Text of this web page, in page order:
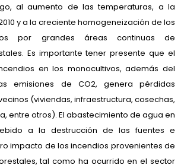
al aumento de las temperaturas, a la
y a la creciente homogeneización de los
por grandes áreas continuas de
Es importante tener presente que el
en los monocultivos, además del
emisiones de CO2, genera pérdidas
(viviendas, infraestructura, cosechas,
entre otros). El abastecimiento de agua en
a la destrucción de las fuentes e
impacto de los incendios provenientes de
tal como ha ocurrido en el sector